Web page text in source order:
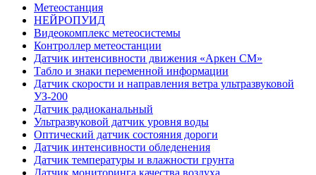
Метеостанция
НЕЙРОПУИД
Видеокомплекс метеосистемы
Контроллер метеостанции
Датчик интенсивности движения «Аркен СМ»
Табло и знаки переменной информации
Датчик скорости и направления ветра ультразвуковой
УЗ-200
Датчик радиоканальный
Ультразвуковой датчик уровня воды
Оптический датчик состояния дороги
Датчик интенсивности обледенения
Датчик температуры и влажности грунта
Датчик мониторинга качества воздуха